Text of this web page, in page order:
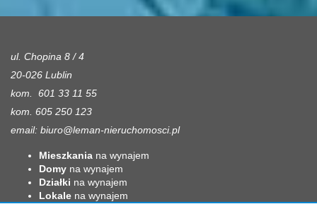
ul. Chopina 8 / 4
20-026 Lublin
kom. 601 33 11 55
kom. 605 250 123
email: biuro@leman-nieruchomosci.pl
Mieszkania na wynajem
Domy na wynajem
Działki na wynajem
Lokale na wynajem